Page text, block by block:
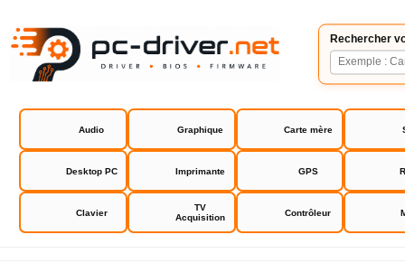
Rechercher
Audio Graphique Carte mère
Desktop PC Imprimante GPS
Clavier
TV
Acquisition
Contrôleur
Avision